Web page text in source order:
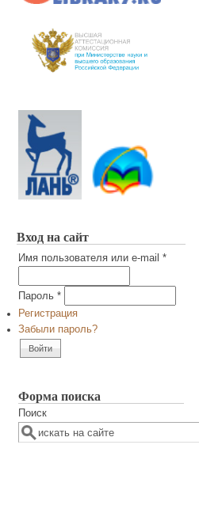
Вход на сайт
Имя пользователя или e-mail *
Пароль *
Регистрация
Забыли пароль?
Форма поиска
Поиск